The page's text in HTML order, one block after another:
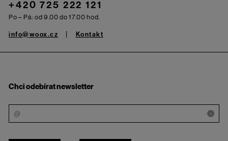
+420 725 222 121
Po – Pá: od 9.00 do 17.00 hod.
info@woox.cz Kontakt
Chci odebírat newsletter
i